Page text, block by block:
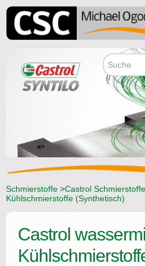
Schmierstoffe >Castrol Schmierstoffe
Kühlschmierstoffe (Synthetisch)
Castrol